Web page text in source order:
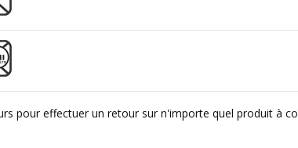
pour effectuer un retour sur n'importe quel produit à